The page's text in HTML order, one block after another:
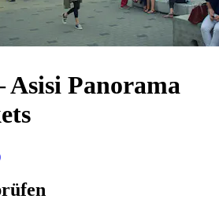
Asisi Panorama